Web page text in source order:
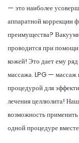
— это наиболее
аппаратной коррекции
преимущества?
проводится при
кожей! Это дает ему
массажа. LPG — массаж
процедурой для
лечения целлюлита!
возможность
одной процедуре